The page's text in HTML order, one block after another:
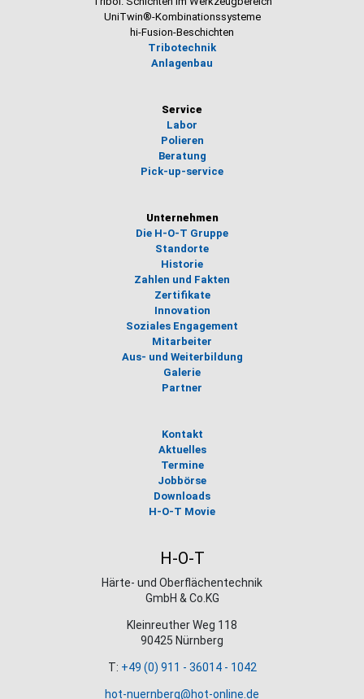
UniTwin®-Kombinationssysteme
hi-Fusion-Beschichten
Tribotechnik
Anlagenbau
Service
Labor
Polieren
Beratung
Pick-up-service
Unternehmen
Die H-O-T Gruppe
Standorte
Historie
Zahlen und Fakten
Zertifikate
Innovation
Soziales Engagement
Mitarbeiter
Aus- und Weiterbildung
Galerie
Partner
Kontakt
Aktuelles
Termine
Jobbörse
Downloads
H-O-T Movie
H-O-T
Härte- und Oberflächentechnik
GmbH & Co.KG
Kleinreuther Weg 118
90425 Nürnberg
T: +49 (0) 911 - 36014 - 1042
hot-nuernberg@hot-online.de